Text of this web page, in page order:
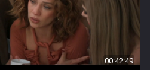
00:42:49